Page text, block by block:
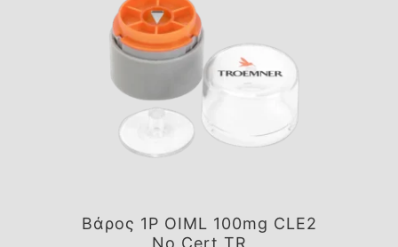
Βάρος 1P OIML 100mg CLE2
No Cert TR